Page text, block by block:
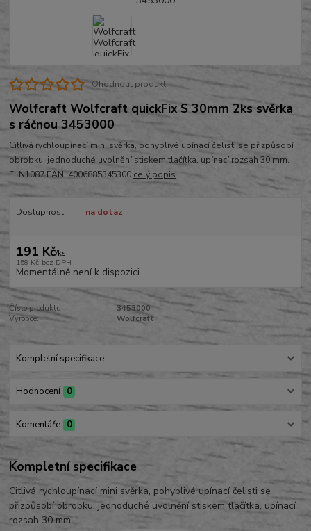
Ohodnotit produkt
Wolfcraft Wolfcraft quickFix S 30mm 2ks svěrka
s ráčnou 3453000
Citlivá rychloupínací mini svěrka, pohyblivé upínací čelisti se přizpůsobí
obrobku, jednoduché uvolnění stiskem tlačítka, upínací rozsah 30 mm.
ELN1087 EAN: 4006885345300 celý popis
Dostupnost na dotaz
191 Kč/ks
158 Kč bez DPH
Momentálně není k dispozici
Číslo produktu:
3453000
Výrobce:
Wolfcraft
Kompletní specifikace
Hodnocení 0
Komentáře 0
Kompletní specifikace
Citlivá rychloupínací mini svěrka, pohyblivé upínací čelisti se
přizpůsobí obrobku, jednoduché uvolnění stiskem tlačítka, upínací
rozsah 30 mm.